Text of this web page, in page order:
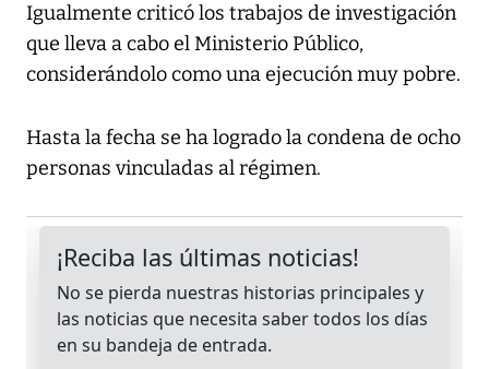
Igualmente criticó los trabajos de investigación
que lleva a cabo el Ministerio Público,
considerándolo como una ejecución muy pobre.
Hasta la fecha se ha logrado la condena de ocho
personas vinculadas al régimen.